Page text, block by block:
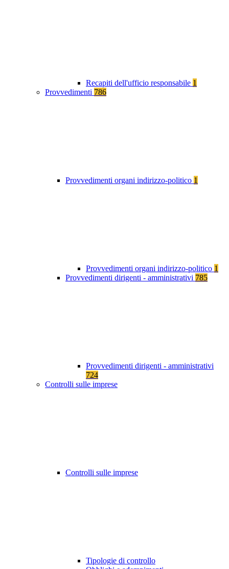
Recapiti dell'ufficio responsabile 1
Provvedimenti 786
Provvedimenti organi indirizzo-politico 1
Provvedimenti organi indirizzo-politico 1
Provvedimenti dirigenti - amministrativi 785
Provvedimenti dirigenti - amministrativi
724
Controlli sulle imprese
Controlli sulle imprese
Tipologie di controllo